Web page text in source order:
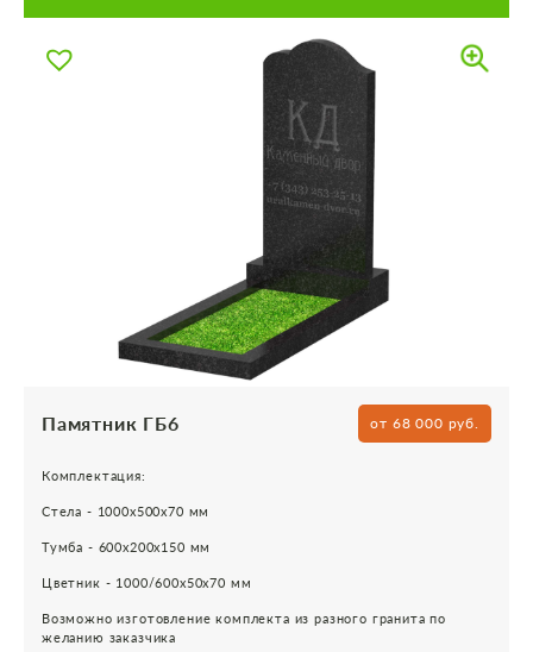
Памятник ГБ6 от 68 000 руб.
Комплектация:
Стела - 1000х500х70 мм
Тумба - 600х200х150 мм
Цветник - 1000/600х50х70 мм
Возможно изготовление комплекта из разного гранита по
желанию заказчика